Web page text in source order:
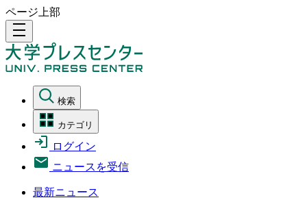
ページ上部
density_medium
検索
カテゴリ
ログイン
ニュースを受信
最新ニュース